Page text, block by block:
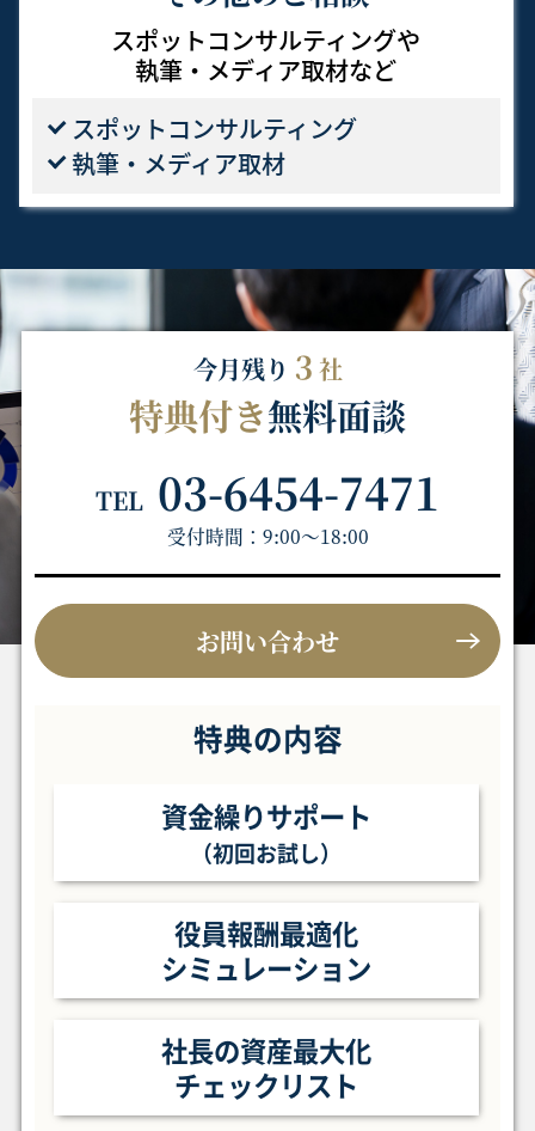
スポットコンサルティングや
執筆・メディア取材など
スポット コンサルティング
執筆・メディア取材
今月残り ３ 社
特典付き無料面談
TEL 03-6454-7471
受付時間：9:00〜18:00
お問い合わせ
特典の内容
資金繰りサポート
（初回お試し）
役員報酬最適化
シミュレーション
社長の資産最大化
チェックリスト